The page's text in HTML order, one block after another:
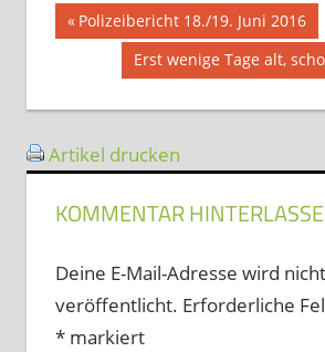
Vorheriger
Beitrag:
Polizeibericht 18./19. Juni 2016
Nächster
Beitrag:
Erst wenige Tage alt,
Artikel drucken
KOMMENTAR
Deine E-Mail-Adresse wird nicht
veröffentlicht. Erforderliche
*markiert